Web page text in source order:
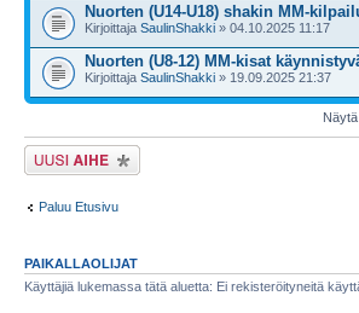
Nuorten (U14-U18) shakin MM-
Kirjoittaja SaulinShakki » 04.10.2025 11:17
Nuorten (U8-12) MM-kisat
Kirjoittaja SaulinShakki » 19.09.2025 21:37
Lähetä uusi viesti
Paluu Etusivu
PAIKALLAOLIJAT
Käyttäjiä lukemassa tätä aluetta: Ei rekisteröityneitä